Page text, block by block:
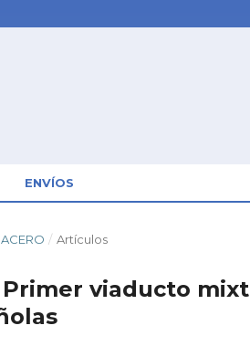
ENVÍOS
/ Artículos
viaducto